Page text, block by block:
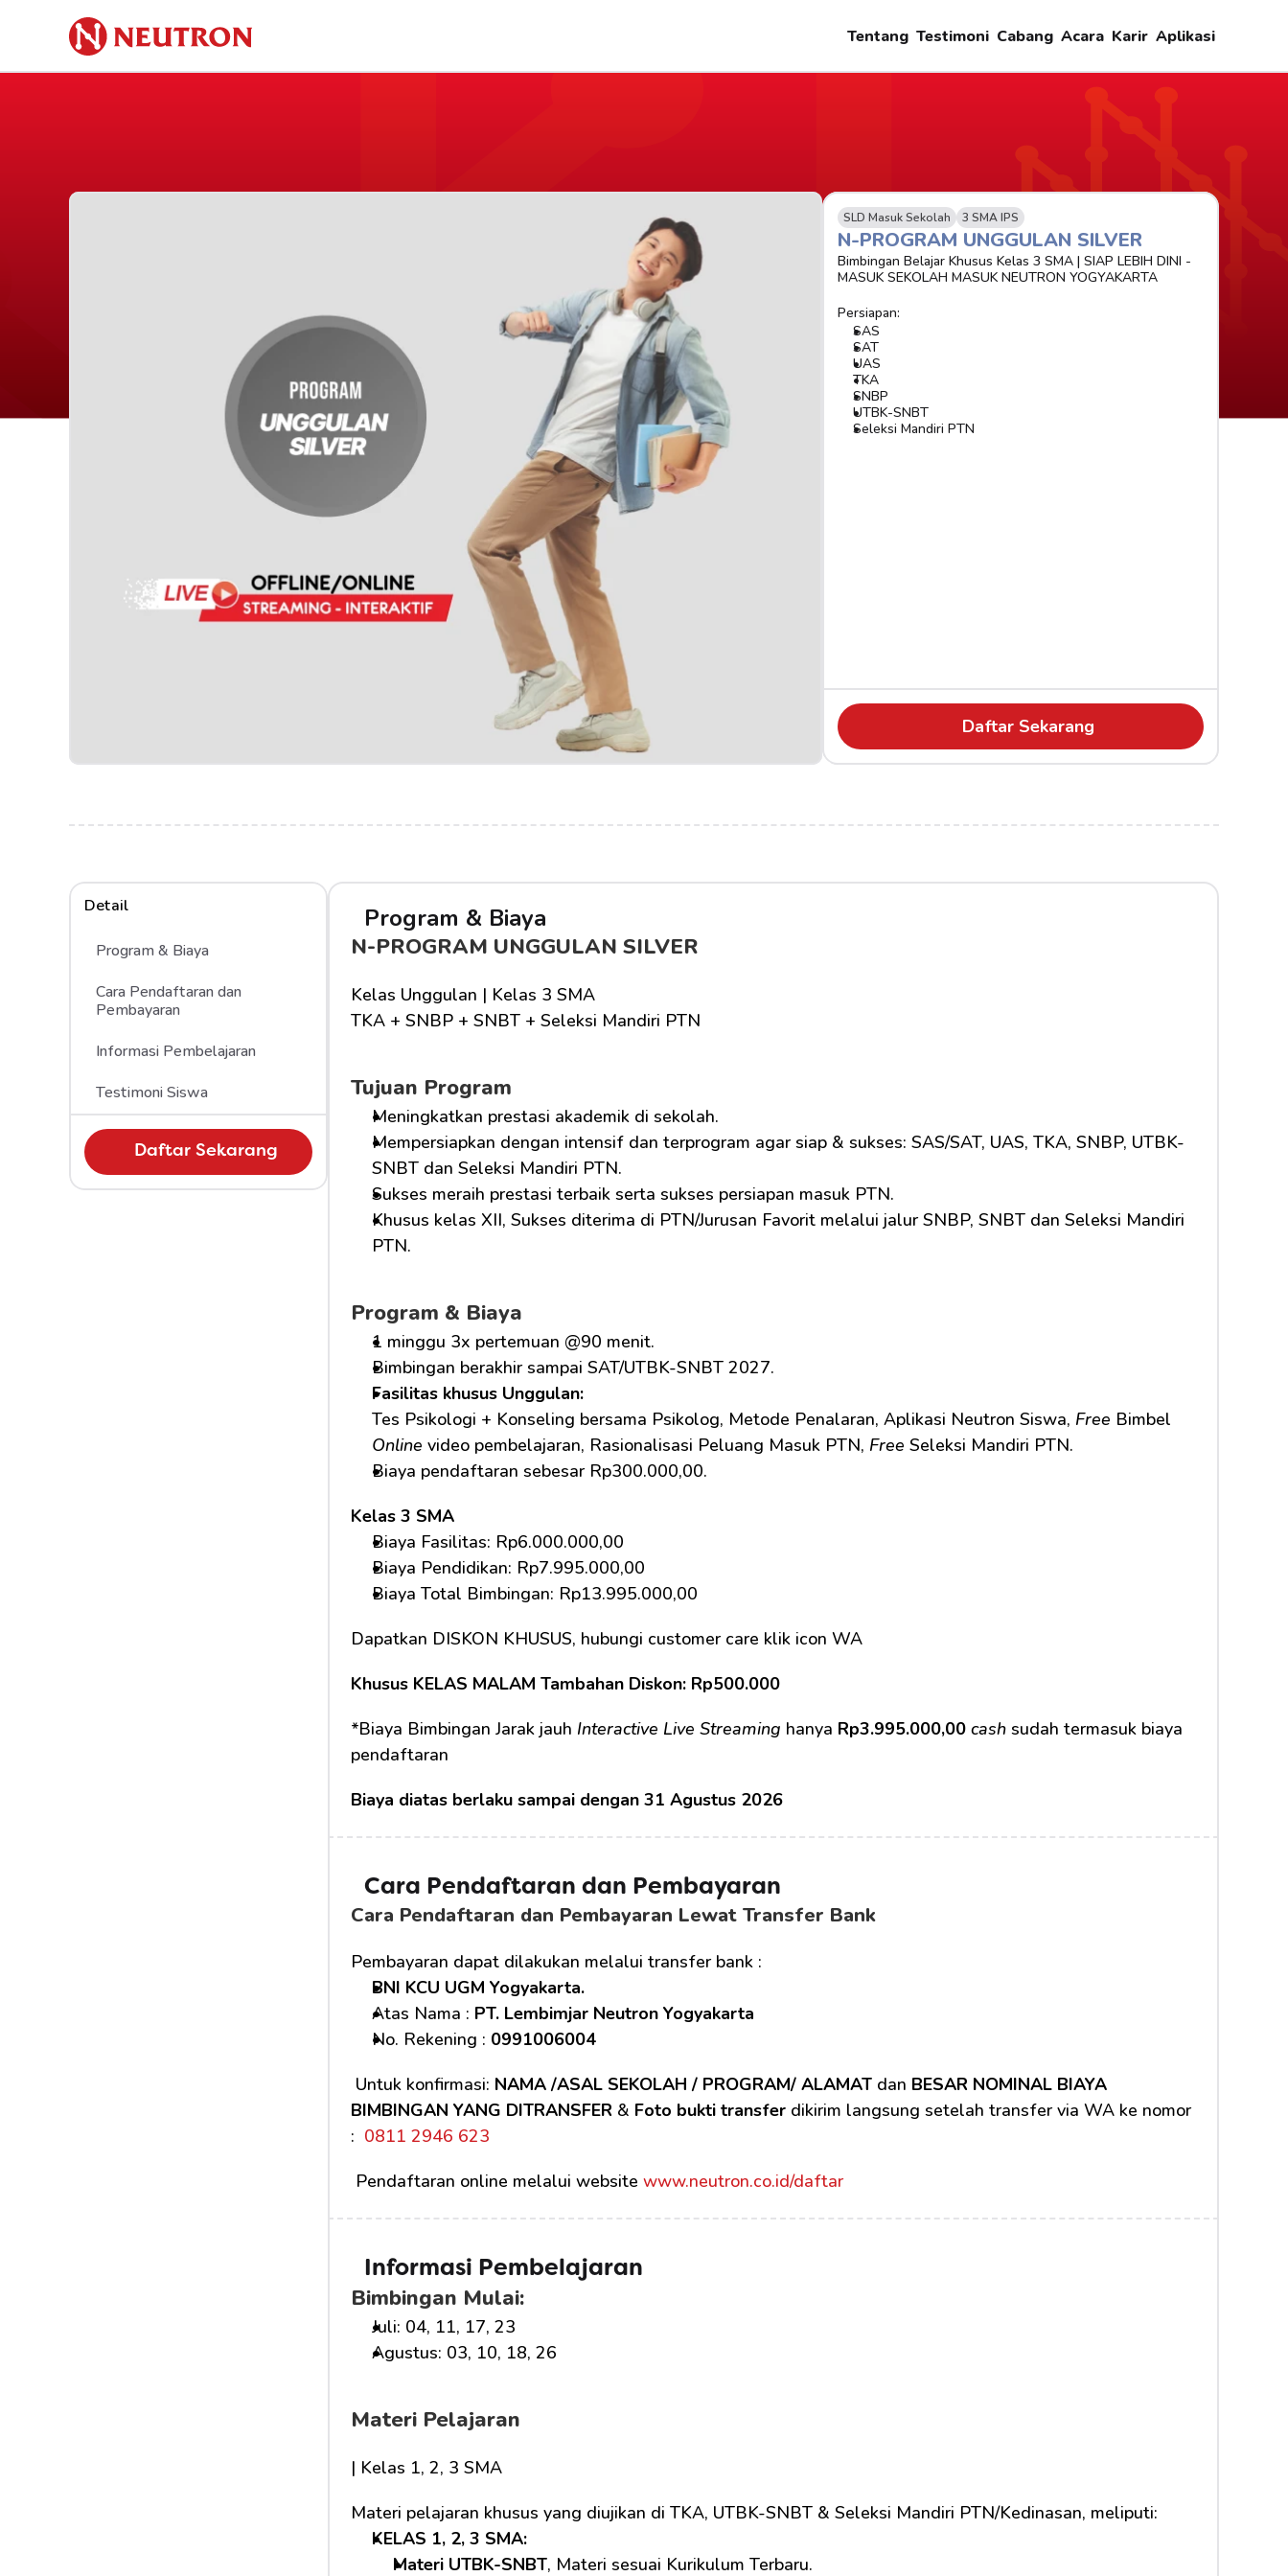
Tentang Testimoni Cabang Acara Karir Aplikasi
SLD Masuk Sekolah 3 SMA IPS
N-PROGRAM UNGGULAN SILVER
Bimbingan Belajar Khusus Kelas 3 SMA | SIAP LEBIH DINI -
MASUK SEKOLAH MASUK NEUTRON YOGYAKARTA
Persiapan:
SAS
SAT
UAS
TKA
SNBP
UTBK-SNBT
Seleksi Mandiri PTN
Daftar Sekarang
Detail
Program & Biaya
Cara Pendaftaran dan
Pembayaran
Informasi Pembelajaran
Testimoni Siswa
Daftar Sekarang
Program & Biaya
N-PROGRAM UNGGULAN SILVER
Kelas Unggulan | Kelas 3 SMA
TKA + SNBP + SNBT + Seleksi Mandiri PTN
Tujuan Program
Meningkatkan prestasi akademik di sekolah.
Mempersiapkan dengan intensif dan terprogram agar siap & sukses: SAS/SAT, UAS, TKA, SNBP, UTBK-
SNBT dan Seleksi Mandiri PTN.
Sukses meraih prestasi terbaik serta sukses persiapan masuk PTN.
Khusus kelas XII, Sukses diterima di PTN/Jurusan Favorit melalui jalur SNBP, SNBT dan Seleksi Mandiri
PTN.
Program & Biaya
1 minggu 3x pertemuan @90 menit.
Bimbingan berakhir sampai SAT/UTBK-SNBT 2027.
Fasilitas khusus Unggulan:
Tes Psikologi + Konseling bersama Psikolog, Metode Penalaran, Aplikasi Neutron Siswa, Free
Online video pembelajaran, Rasionalisasi Peluang Masuk PTN, Free Seleksi Mandiri PTN.
Biaya pendaftaran sebesar Rp300.000,00.
Kelas 3 SMA
Biaya Fasilitas: Rp6.000.000,00
Biaya Pendidikan: Rp7.995.000,00
Biaya Total Bimbingan: Rp13.995.000,00
Dapatkan DISKON KHUSUS, hubungi customer care klik icon WA
Khusus KELAS MALAM Tambahan Diskon: Rp500.000
*Biaya Bimbingan Jarak jauh Interactive Live Streaming hanya Rp3.995.000,00 cash sudah termasuk biaya
pendaftaran
Biaya diatas berlaku sampai dengan 31 Agustus 2026
Cara Pendaftaran dan Pembayaran
Cara Pendaftaran dan Pembayaran Lewat Transfer Bank
Pembayaran dapat dilakukan melalui transfer bank :
BNI KCU UGM Yogyakarta.
Atas Nama : PT. Lembimjar Neutron Yogyakarta
No. Rekening : 0991006004
Untuk konfirmasi: NAMA /ASAL SEKOLAH / PROGRAM/ ALAMAT dan BESAR NOMINAL BIAYA
BIMBINGAN YANG DITRANSFER & Foto bukti transfer dikirim langsung setelah transfer via WA ke nomor
: 0811 2946 623
Pendaftaran online melalui website www.neutron.co.id/daftar
Informasi Pembelajaran
Bimbingan Mulai:
Juli: 04, 11, 17, 23
Agustus: 03, 10, 18, 26
Materi Pelajaran
| Kelas 1, 2, 3 SMA
Materi pelajaran khusus yang diujikan di TKA, UTBK-SNBT & Seleksi Mandiri PTN/Kedinasan, meliputi:
KELAS 1, 2, 3 SMA:
Materi UTBK-SNBT, Materi sesuai Kurikulum Terbaru.